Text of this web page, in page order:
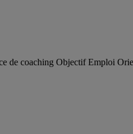
de coaching Objectif Emploi